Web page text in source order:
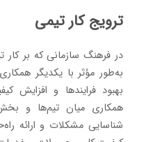
ترویج کار تیمی
در فرهنگ سازمانی که بر کار
به‌طور مؤثر با یکدیگر
بهبود فرایندها و افزایش
همکاری میان تیم‌ها و
شناسایی مشکلات و ارائه